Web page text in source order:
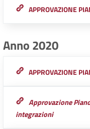
APPROVAZIONE
Anno 2020
APPROVAZIONE
Approvazione
integrazioni